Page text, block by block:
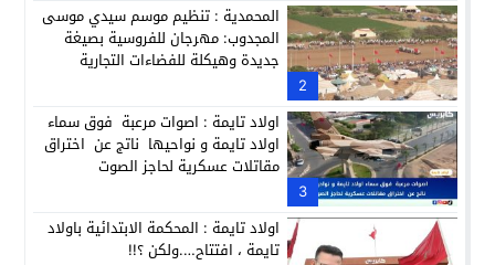
2
المحمدية : تنظيم موسم سيدي موسى
المجدوب: مهرجان للفروسية بصيغة
جديدة وهيكلة للفضاءات التجارية
3
اولاد تايمة : اصوات مرعبة فوق سماء
اولاد تايمة و نواحيها ناتج عن اختراق
مقاتلات عسكرية لحاجز الصوت
اولاد تايمة : المحكمة الابتدائية باولاد
تايمة ، افتتاح….ولكن ؟!!